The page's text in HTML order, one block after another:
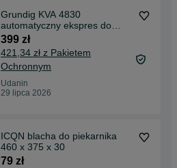
Grundig KVA 4830
automatyczny ekspres do
kawy, 135
399 zł
421,34 zł z Pakietem
Ochronnym
Udanin
29 lipca 2026
ICQN blacha do piekarnika
460 x 375 x 30
79 zł